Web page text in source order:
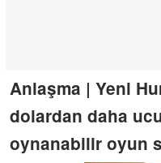
Anlaşma | Yeni
dolardan daha
oynanabilir oyun